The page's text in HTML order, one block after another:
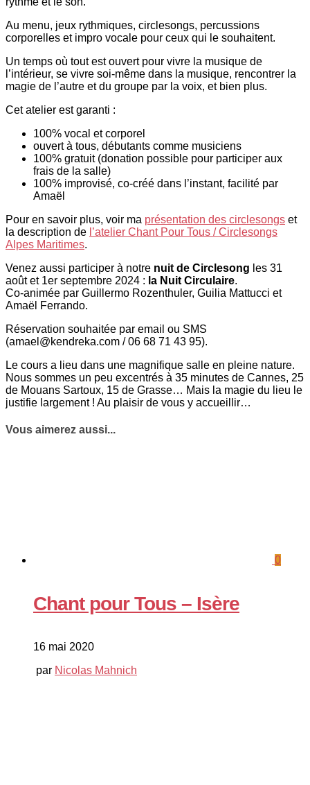
Au menu, jeux rythmiques, circlesongs, percussions
corporelles et impro vocale pour ceux qui le souhaitent.
Un temps où tout est ouvert pour vivre la musique de
l’intérieur, se vivre soi-même dans la musique, rencontrer la
magie de l’autre et du groupe par la voix, et bien plus.
Cet atelier est garanti :
100% vocal et corporel
ouvert à tous, débutants comme musiciens
100% gratuit (donation possible pour participer aux
frais de la salle)
100% improvisé, co-créé dans l’instant, facilité par
Amaël
Pour en savoir plus, voir ma présentation des circlesongs et
la description de l’atelier Chant Pour Tous / Circlesongs
Alpes Maritimes.
Venez aussi participer à notre nuit de Circlesong les 31
août et 1er septembre 2024 : la Nuit Circulaire.
Co-animée par Guillermo Rozenthuler, Guilia Mattucci et
Amaël Ferrando.
Réservation souhaitée par email ou SMS
(amael@kendreka.com / 06 68 71 43 95).
Le cours a lieu dans une magnifique salle en pleine nature.
Nous sommes un peu excentrés à 35 minutes de Cannes, 25
de Mouans Sartoux, 15 de Grasse… Mais la magie du lieu le
justifie largement ! Au plaisir de vous y accueillir…
Vous aimerez aussi...
0
Chant pour Tous – Isère
16 mai 2020
par Nicolas Mahnich